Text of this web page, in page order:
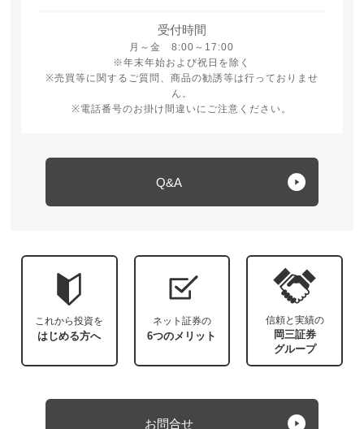
受付時間
月～金 8:00～17:00
月曜日から金曜日 8時から17時
※年末年始および祝日を除く
※売買等に関するご質問、商品の勧誘等は行っておりませ
ん。
※電話番号のお掛け間違いにご注意ください。
Q&A
これから投資を
はじめる方へ
ネット証券の
6つのメリット
信頼と実績の
岡三証券
グループ
お問合せ